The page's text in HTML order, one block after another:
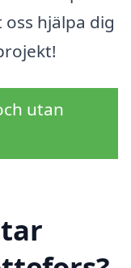
hjälpa dig
utan